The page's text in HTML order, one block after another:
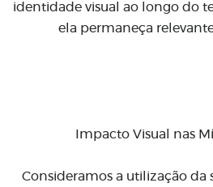
identidade visual ao longo do
ela permaneça
Impacto Visual nas
Consideramos a utilização da